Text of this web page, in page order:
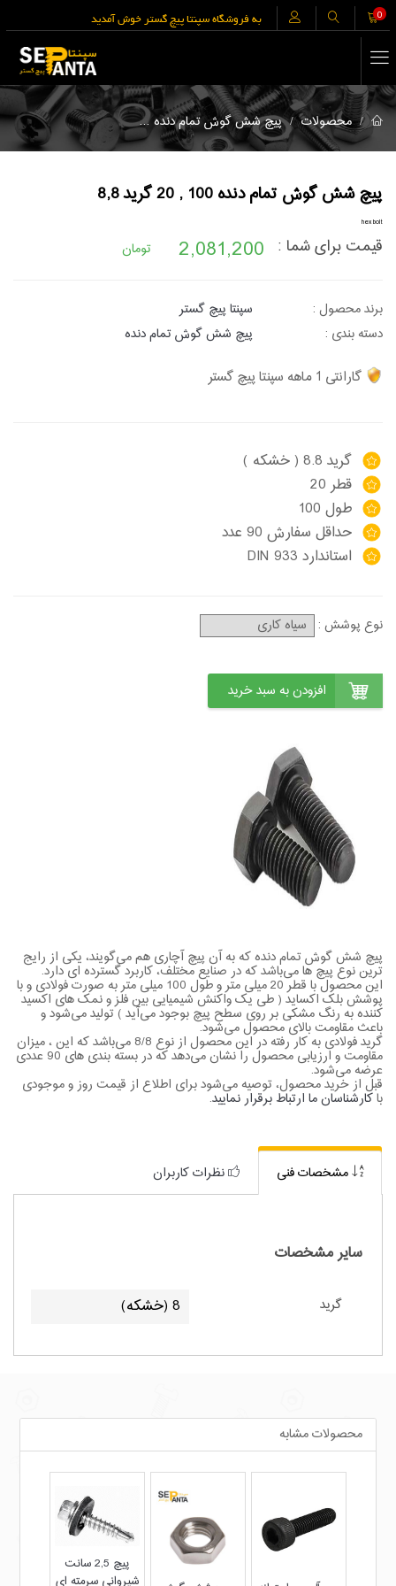
به فروشگاه سپنتا پیچ گستر خوش آمدید 0
محصولات پیچ شش گوش تمام دنده پیچ شش گوش تمام دنده 100 , 20
پیچ شش گوش تمام دنده که به آن پیچ آچاری هم می‌گویند، یکی از رایج
ترین نوع پیچ ها می‌باشد که در صنایع مختلف، کاربرد گسترده ای دارد.
این محصول با قطر 20 میلی متر و طول 100 میلی متر به صورت فولادی و با
پوشش بلک اکساید ( طی یک واکنش شیمیایی بین فلز و نمک های اکسید
کننده به رنگ مشکی بر روی سطح پیچ بوجود می‌آید ) تولید می‌شود و
باعث مقاومت بالای محصول می‌شود.
گرید فولادی به کار رفته در این محصول از نوع 8/8 می‌باشد که این ، میزان
مقاومت و ارزیابی محصول را نشان می‌دهد که در بسته بندی های 90 عددی
عرضه می‌شود.
قبل از خرید محصول، توصیه می‌شود برای اطلاع از قیمت روز و موجودی
باکارشناسان ما ارتباط برقرار نمایید.
پیچ شش گوش تمام دنده 100 , 20 گرید 8,8
hex bolt
قیمت برای شما : 2,081,200 تومان
برند محصول :
سپنتا پیچ گستر
دسته بندی :
پیچ شش گوش تمام دنده
گارانتی 1 ماهه سپنتا پیچ گستر
گرید 8.8 ( خشکه )
قطر 20
طول 100
حداقل سفارش 90 عدد
استاندارد DIN 933
نوع پوشش :
مشخصات فنی نظرات کاربران
سایر مشخصات
گرید 8 (خشکه)
محصولات مشابه
پیچ 2,5 سانت